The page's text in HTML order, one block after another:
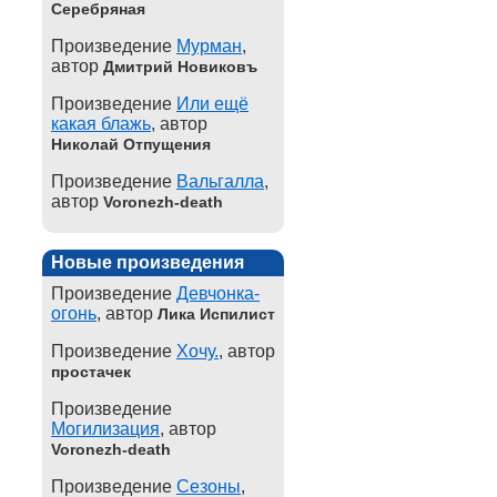
Серебряная
Произведение Мурман,
автор Дмитрий Новиковъ
Произведение Или ещё
какая блажь, автор
Николай Отпущения
Произведение Вальгалла,
автор Voronezh-death
Новые произведения
Произведение Девчонка-
огонь, автор Лика Испилист
Произведение Хочу., автор
простачек
Произведение
Могилизация, автор
Voronezh-death
Произведение Сезоны,